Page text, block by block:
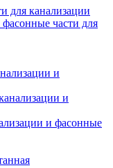
для канализации
части для
и
и
и фасонные